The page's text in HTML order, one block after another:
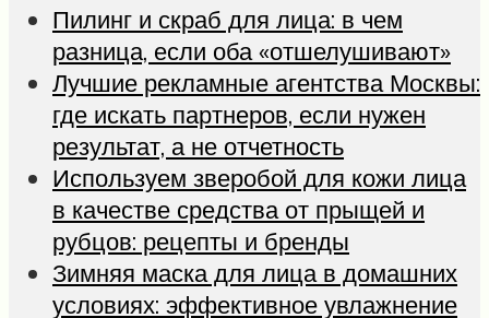
Пилинг и скраб для лица: в чем
разница, если оба «отшелушивают»
Лучшие рекламные агентства Москвы:
где искать партнеров, если нужен
результат, а не отчетность
Используем зверобой для кожи лица
в качестве средства от прыщей и
рубцов: рецепты и бренды
Зимняя маска для лица в домашних
условиях: эффективное увлажнение